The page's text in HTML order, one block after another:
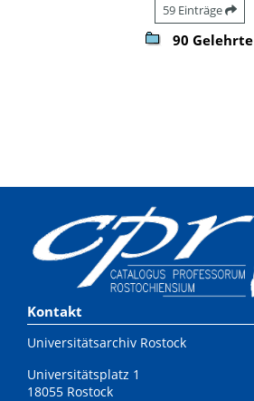
59 Einträge
90 Gelehrte
Kontakt
Universitätsarchiv Rostock
Universitätsplatz 1
18055 Rostock